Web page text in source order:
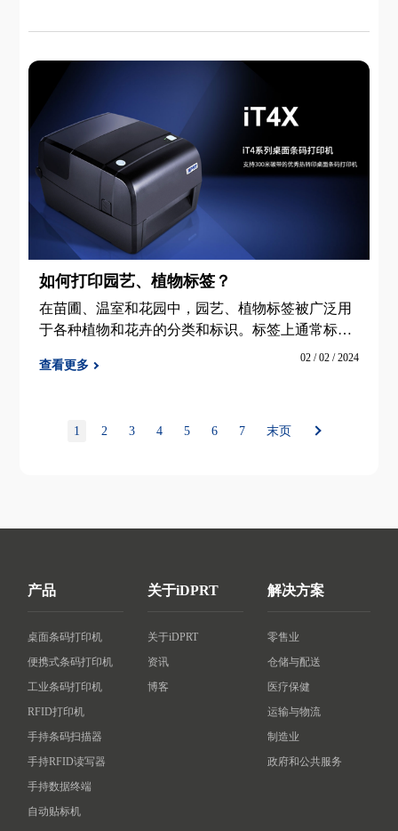
如何打印园艺、植物标签？
在苗圃、温室和花园中，园艺、植物标签被广泛用
于各种植物和花卉的分类和标识。标签上通常标注
植物的名称、类别、养护说明甚至原产地信息。这
些园艺和花卉标签可能长时间暴露在阳光、潮湿和
查看更多
02 / 02 / 2024
1 2 3 4 5 6 7 末页
产品
桌面条码打印机
便携式条码打印机
工业条码打印机
RFID打印机
手持条码扫描器
手持RFID读写器
手持数据终端
自动贴标机
关于iDPRT
关于iDPRT
资讯
博客
解决方案
零售业
仓储与配送
医疗保健
运输与物流
制造业
政府和公共服务